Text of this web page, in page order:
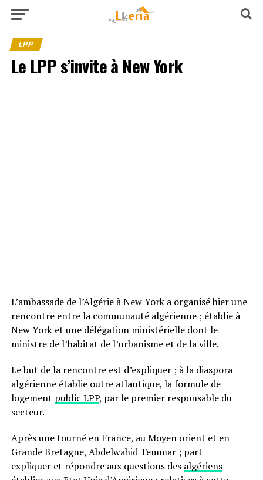
LPP
Le LPP s’invite à New York
L’ambassade de l’Algérie à New York a organisé hier une
rencontre entre la communauté algérienne ; établie à
New York et une délégation ministérielle dont le
ministre de l’habitat de l’urbanisme et de la ville.
Le but de la rencontre est d’expliquer ; à la diaspora
algérienne établie outre atlantique, la formule de
logement public LPP, par le premier responsable du
secteur.
Après une tourné en France, au Moyen orient et en
Grande Bretagne, Abdelwahid Temmar ; part
expliquer et répondre aux questions des algériens